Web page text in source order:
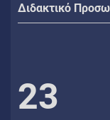
Διδακτικό
23